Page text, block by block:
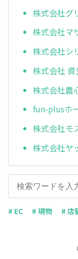
株式会社グ
株式会社マ
株式会社シ
株式会社 資
株式会社農
fun-plusホ
株式会社モ
株式会社ヤ
# EC # 現物 # 店